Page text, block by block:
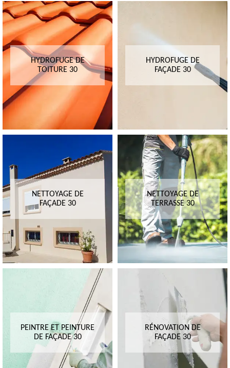
HYDROFUGE DE
TOITURE 30
HYDROFUGE DE
FAÇADE 30
NETTOYAGE DE
FAÇADE 30
NETTOYAGE DE
TERRASSE 30
PEINTRE ET PEINTURE
DE FAÇADE 30
RÉNOVATION DE
FAÇADE 30